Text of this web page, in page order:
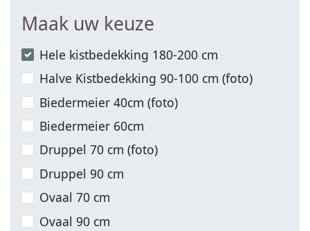
Maak uw keuze
Hele kistbedekking 180-200 cm
Halve Kistbedekking 90-100 cm (foto)
Biedermeier 40cm (foto)
Biedermeier 60cm
Druppel 70 cm (foto)
Druppel 90 cm
Ovaal 70 cm
Ovaal 90 cm